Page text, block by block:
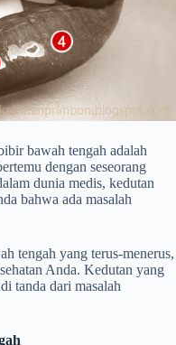
bawah tengah adalah
dengan seseorang
dunia medis, kedutan
bahwa ada masalah
tengah yang terus-menerus,
Anda. Kedutan yang
tanda dari masalah